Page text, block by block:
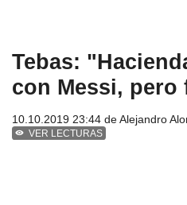
Tebas:
con Messi,
10.10.2019 23:44 deAlejandro
VER LECTURAS